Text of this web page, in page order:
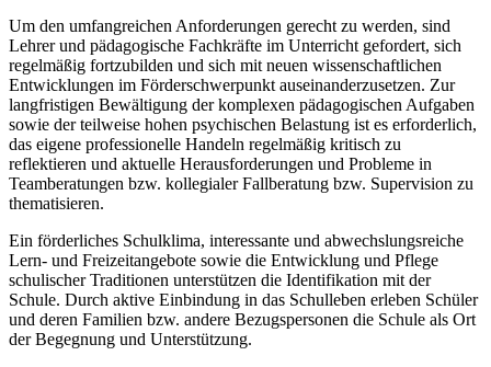
Um den umfangreichen Anforderungen gerecht zu werden, sind
Lehrer und pädagogische Fachkräfte im Unterricht gefordert, sich
regelmäßig fortzubilden und sich mit neuen wissenschaftlichen
Entwicklungen im Förderschwerpunkt auseinanderzusetzen. Zur
langfristigen Bewältigung der komplexen pädagogischen Aufgaben
sowie der teilweise hohen psychischen Belastung ist es erforderlich,
das eigene professionelle Handeln regelmäßig kritisch zu
reflektieren und aktuelle Herausforderungen und Probleme in
Teamberatungen bzw. kollegialer Fallberatung bzw. Supervision zu
thematisieren.
Ein förderliches Schulklima, interessante und abwechslungsreiche
Lern- und Freizeitangebote sowie die Entwicklung und Pflege
schulischer Traditionen unterstützen die Identifikation mit der
Schule. Durch aktive Einbindung in das Schulleben erleben Schüler
und deren Familien bzw. andere Bezugspersonen die Schule als Ort
der Begegnung und Unterstützung.